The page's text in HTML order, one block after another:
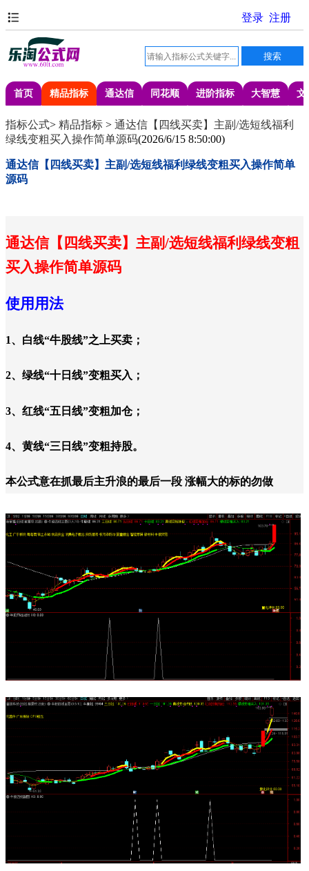
首页 精品指标 通达信 同花顺 进阶指标 大智慧 文
指标公式> 精品指标 > 通达信【四线买卖】主副/选短线福利
绿线变粗买入操作简单源码(2026/6/15 8:50:00)
通达信【四线买卖】主副/选短线福利绿线变粗买入操作简单
源码
通达信【四线买卖】主副/选短线福利绿线变粗
买入操作简单源码
使用用法
1、白线“牛股线”之上买卖；
2、绿线“十日线”变粗买入；
3、红线“五日线”变粗加仓；
4、黄线“三日线”变粗持股。
本公式意在抓最后主升浪的最后一段 涨幅大的标的勿做